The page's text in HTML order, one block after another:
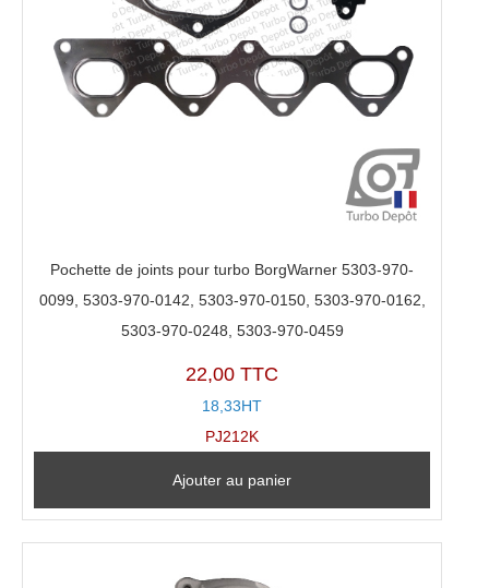
Pochette de joints pour turbo BorgWarner 5303-970-
0099, 5303-970-0142, 5303-970-0150, 5303-970-0162,
5303-970-0248, 5303-970-0459
22,00 TTC
18,33HT
PJ212K
Ajouter au panier